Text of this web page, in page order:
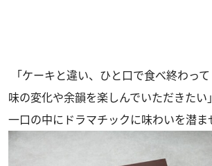
「ケーキと違い、ひと口で食べ終わって
味の変化や余韻を楽しんでいただきたい
一口の中にドラマチックに味わいを潜ま